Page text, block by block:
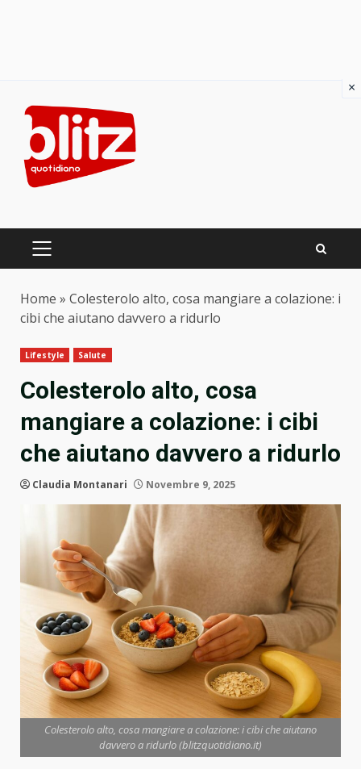
content
PRIMARY
Home » Colesterolo alto, cosa mangiare a colazione: i
cibi che aiutano davvero a ridurlo
Lifestyle Salute
Colesterolo alto, cosa
mangiare a colazione: i cibi
che aiutano davvero a ridurlo
Claudia Montanari Novembre 9, 2025
Colesterolo alto, cosa mangiare a colazione: i cibi che aiutano
davvero a ridurlo (blitzquotidiano.it)
×